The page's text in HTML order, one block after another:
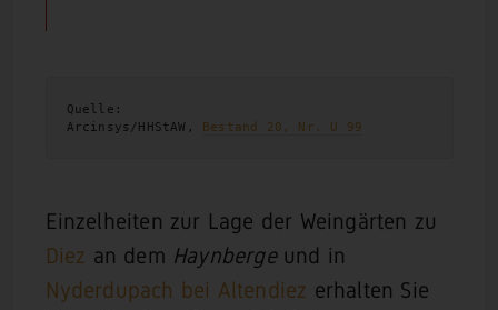
Quelle:
Arcinsys/HHStAW, Bestand 20, Nr. U 99
Einzelheiten zur Lage der Weingärten zu
Diez an dem Haynbergeund in
Nyderdupach bei Altendiez erhalten Sie